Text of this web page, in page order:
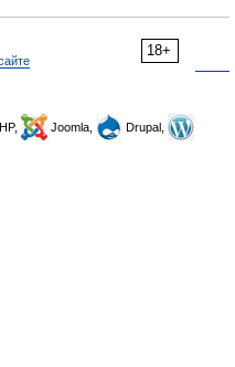
18+
Joomla,
Drupal,